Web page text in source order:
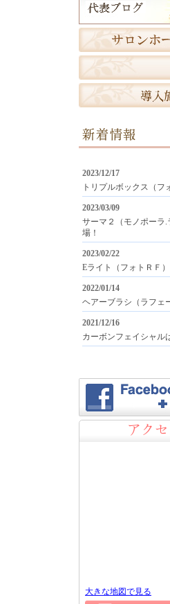
新着情報
2023/12/17
トリプルボックス（フ
2023/03/09
サーマ２（モノポーラ.
場！
2023/02/22
Eライト（フォトＲＦ
2022/01/14
ヘアーブラシ（ラフェ
2021/12/16
カーボンフェイシャル
アクセ
大きな地図で見る